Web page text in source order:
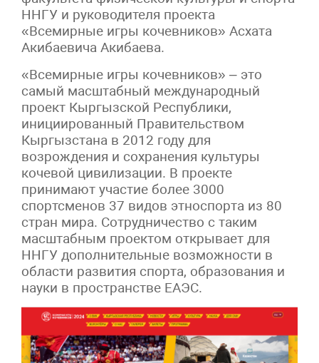
ННГУ и руководителя проекта
«Всемирные игры кочевников» Асхата
Акибаевича Акибаева.
«Всемирные игры кочевников» – это
самый масштабный международный
проект Кыргызской Республики,
инициированный Правительством
Кыргызстана в 2012 году для
возрождения и сохранения культуры
кочевой цивилизации. В проекте
принимают участие более 3000
спортсменов 37 видов этноспорта из 80
стран мира. Сотрудничество с таким
масштабным проектом открывает для
ННГУ дополнительные возможности в
области развития спорта, образования и
науки в пространстве ЕАЭС.